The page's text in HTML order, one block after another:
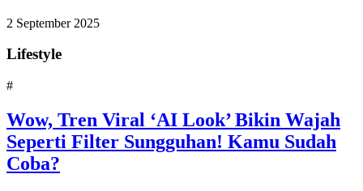
2 September 2025
Lifestyle
#
Wow, Tren Viral ‘AI Look’ Bikin Wajah
Seperti Filter Sungguhan! Kamu Sudah
Coba?